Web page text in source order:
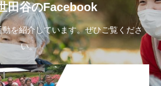
田谷のFacebook
を紹介しています。ぜひご覧くださ
い。